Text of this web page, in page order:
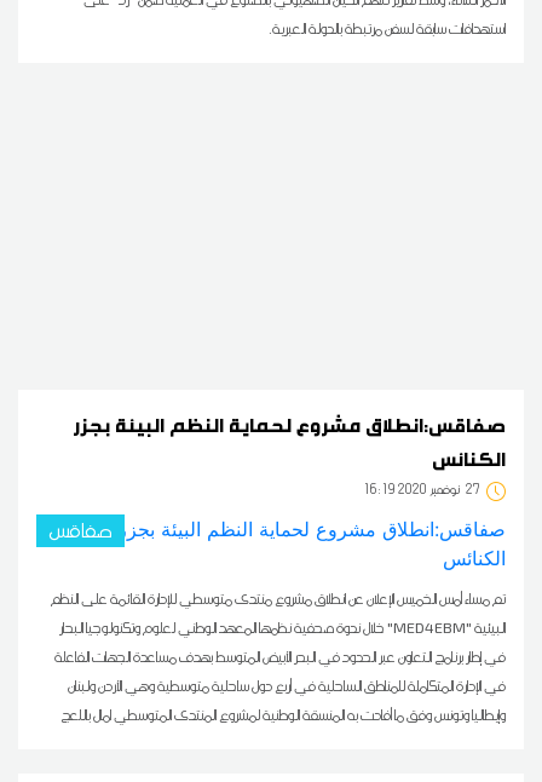
استهدافات سابقة لسفن مرتبطة بالدولة العبرية.
صفاقس:انطلاق مشروع لحماية النظم البيئة بجزر
الكنائس
27 16:19 2020 نوفمبر
صفاقس
تم مساء أمس الخميس الإعلان عن انطلاق مشروع منتدى متوسطي للإدارة القائمة على النظم
البيئية "MED4EBM" خلال ندوة صحفية نظمها المعهد الوطني لعلوم وتكنولوجيا البحار
في إطار برنامج التعاون عبر الحدود في البحر الأبيض المتوسط بهدف مساعدة الجهات الفاعلة
في الإدارة المتكاملة للمناطق الساحلية في أربع دول ساحلية متوسطية وهي الأردن ولبنان
وإيطاليا وتونس وفق ما أفادت به المنسقة الوطنية لمشروع المنتدى المتوسطي امال باللعج